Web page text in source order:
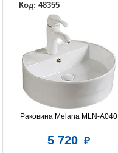
Код: 48355
Раковина Melana MLN-A040
5 720